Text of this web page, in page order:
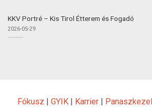
KKV Portré – Kis Tirol Étterem és Fogadó
2026-05-29
Fókusz | GYIK | Karrier |